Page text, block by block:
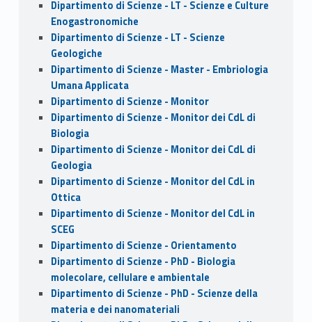
Dipartimento di Scienze - LT - Scienze e Culture
Enogastronomiche
Dipartimento di Scienze - LT - Scienze
Geologiche
Dipartimento di Scienze - Master - Embriologia
Umana Applicata
Dipartimento di Scienze - Monitor
Dipartimento di Scienze - Monitor dei CdL di
Biologia
Dipartimento di Scienze - Monitor dei CdL di
Geologia
Dipartimento di Scienze - Monitor del CdL in
Ottica
Dipartimento di Scienze - Monitor del CdL in
SCEG
Dipartimento di Scienze - Orientamento
Dipartimento di Scienze - PhD - Biologia
molecolare, cellulare e ambientale
Dipartimento di Scienze - PhD - Scienze della
materia e dei nanomateriali